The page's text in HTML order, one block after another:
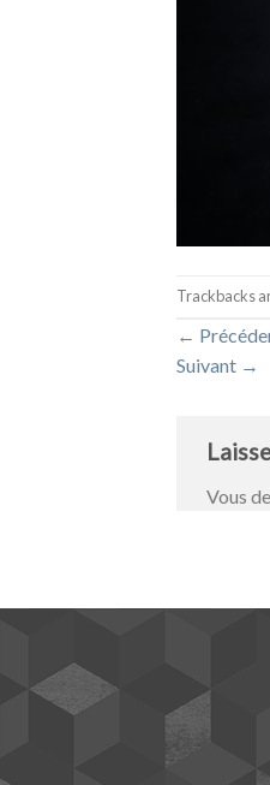
Trackbacks
←
Suivant →
Vous